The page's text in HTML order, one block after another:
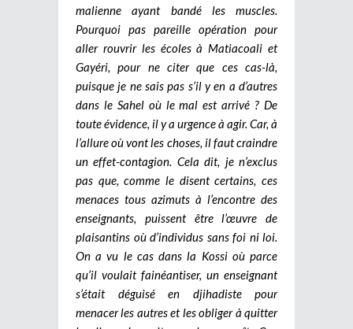
malienne ayant bandé les muscles.
Pourquoi pas pareille opération pour
aller rouvrir les écoles à Matiacoali et
Gayéri, pour ne citer que ces cas-là,
puisque je ne sais pas s’il y en a d’autres
dans le Sahel où le mal est arrivé ? De
toute évidence, il y a urgence à agir. Car, à
l’allure où vont les choses, il faut craindre
un effet-contagion. Cela dit, je n’exclus
pas que, comme le disent certains, ces
menaces tous azimuts à l’encontre des
enseignants, puissent être l’œuvre de
plaisantins où d’individus sans foi ni loi.
On a vu le cas dans la Kossi où parce
qu’il voulait fainéantiser, un enseignant
s’était déguisé en djihadiste pour
menacer les autres et les obliger à quitter